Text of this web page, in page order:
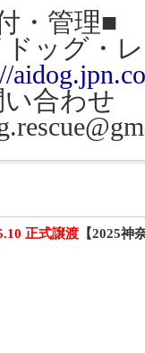
・管理■
ドッグ・
合わせ
正式譲渡 【2025神